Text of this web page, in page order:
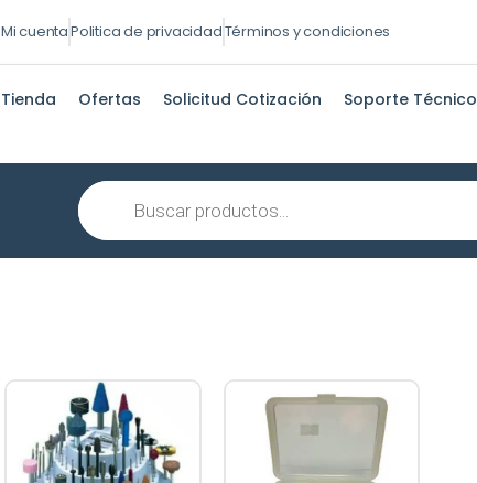
Mi cuentaPolitica de privacidadTérminos y condiciones
Tienda Ofertas Solicitud Cotización Soporte Técnico
Búsqueda
de
productos